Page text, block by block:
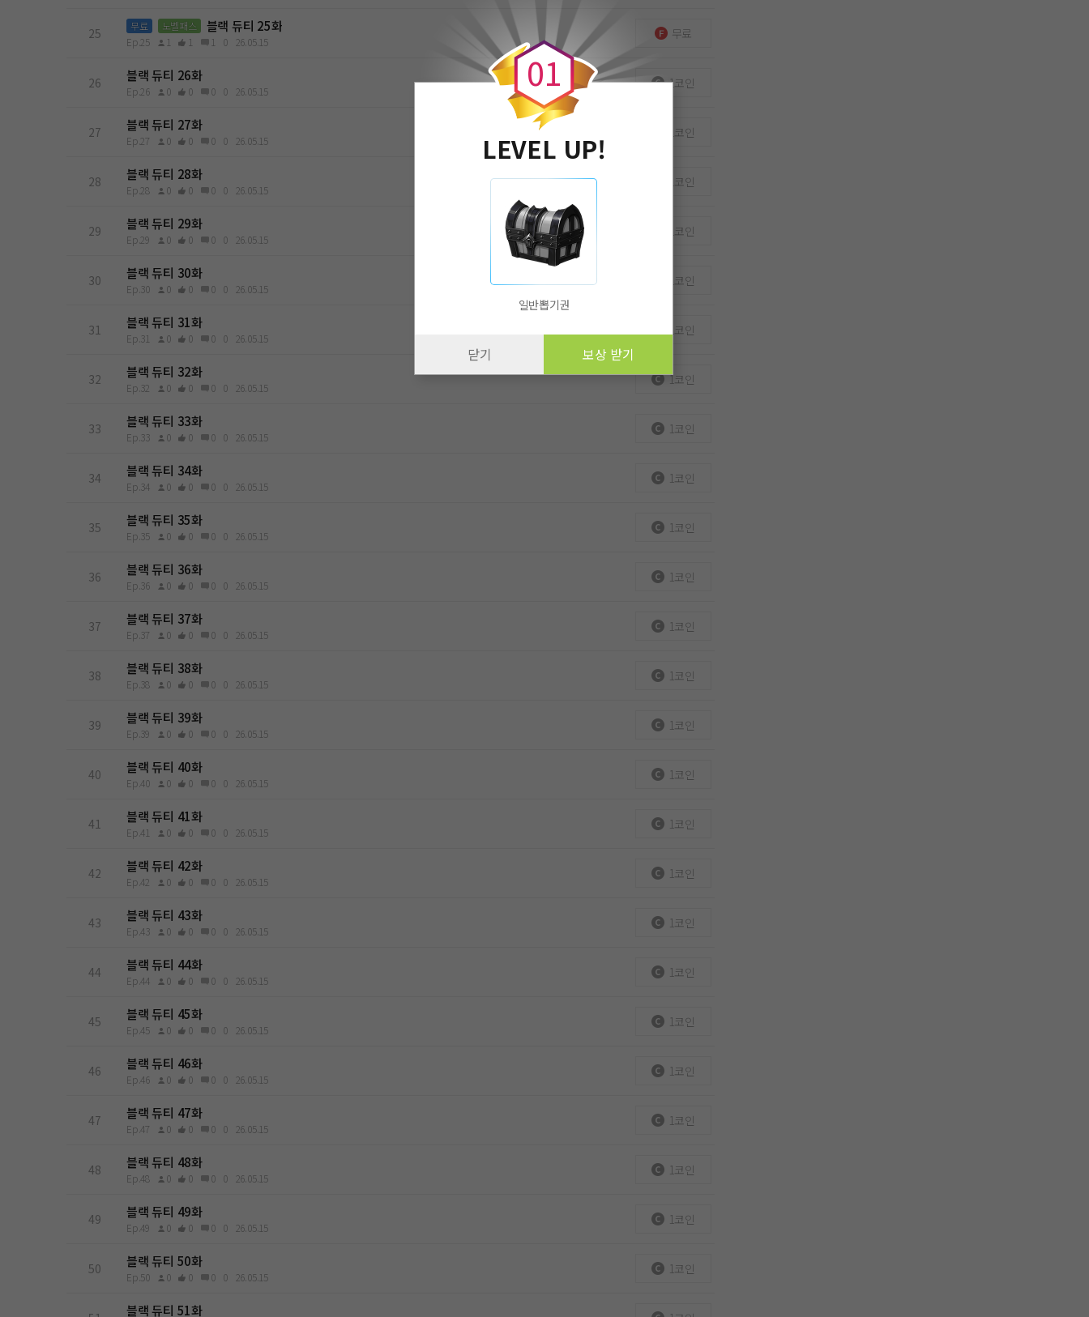
25 무료 노벨패스 블랙 듀티 25화
Ep.25 1 1 1 0 26.05.15
무료
26 블랙 듀티 26화
Ep.26 0 0 0 0 26.05.15
1코인
27 블랙 듀티 27화
Ep.27 0 0 0 0 26.05.15
1코인
28 블랙 듀티 28화
Ep.28 0 0 0 0 26.05.15
1코인
29 블랙 듀티 29화
Ep.29 0 0 0 0 26.05.15
1코인
30 블랙 듀티 30화
Ep.30 0 0 0 0 26.05.15
1코인
31 블랙 듀티 31화
Ep.31 0 0 0 0 26.05.15
1코인
32 블랙 듀티 32화
Ep.32 0 0 0 0 26.05.15
1코인
33 블랙 듀티 33화
Ep.33 0 0 0 0 26.05.15
1코인
34 블랙 듀티 34화
Ep.34 0 0 0 0 26.05.15
1코인
35 블랙 듀티 35화
Ep.35 0 0 0 0 26.05.15
1코인
36 블랙 듀티 36화
Ep.36 0 0 0 0 26.05.15
1코인
37 블랙 듀티 37화
Ep.37 0 0 0 0 26.05.15
1코인
38 블랙 듀티 38화
Ep.38 0 0 0 0 26.05.15
1코인
39 블랙 듀티 39화
Ep.39 0 0 0 0 26.05.15
1코인
40 블랙 듀티 40화
Ep.40 0 0 0 0 26.05.15
1코인
41 블랙 듀티 41화
Ep.41 0 0 0 0 26.05.15
1코인
42 블랙 듀티 42화
Ep.42 0 0 0 0 26.05.15
1코인
43 블랙 듀티 43화
Ep.43 0 0 0 0 26.05.15
1코인
44 블랙 듀티 44화
Ep.44 0 0 0 0 26.05.15
1코인
45 블랙 듀티 45화
Ep.45 0 0 0 0 26.05.15
1코인
46 블랙 듀티 46화
Ep.46 0 0 0 0 26.05.15
1코인
47 블랙 듀티 47화
Ep.47 0 0 0 0 26.05.15
1코인
48 블랙 듀티 48화
Ep.48 0 0 0 0 26.05.15
1코인
49 블랙 듀티 49화
Ep.49 0 0 0 0 26.05.15
1코인
50 블랙 듀티 50화
Ep.50 0 0 0 0 26.05.15
1코인
블랙 듀티 51화
0
0
1
LEVEL UP!
일반뽑기권
닫기 보상 받기